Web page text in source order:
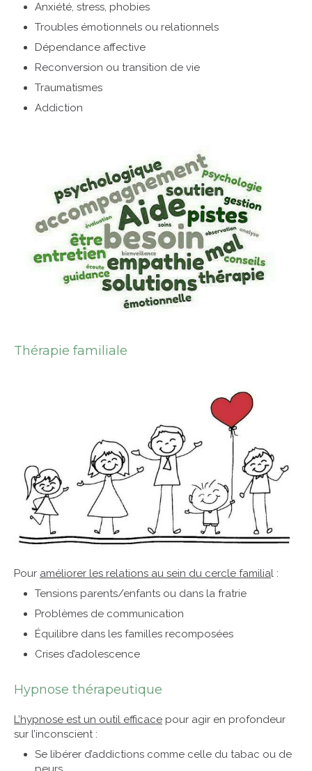
Anxiété, stress, phobies
Troubles émotionnels ou relationnels
Dépendance affective
Reconversion ou transition de vie
Traumatismes
Addiction
Thérapie familiale
Pour améliorer les relations au sein du cercle familial :
Tensions parents/enfants ou dans la fratrie
Problèmes de communication
Équilibre dans les familles recomposées
Crises d’adolescence
Hypnose thérapeutique
L’hypnose est un outil efficace pour agir en profondeur
sur l’inconscient :
Se libérer d’addictions comme celle du tabac ou de